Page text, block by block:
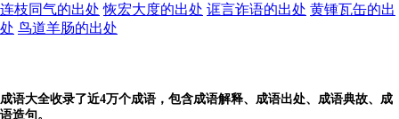
连枝同气的出处 恢宏大度的出处 诓言诈语的出处 黄锺瓦缶的出
处 鸟道羊肠的出处
成语大全收录了近4万个成语，包含成语解释、成语出处、成语典故、成
语造句。